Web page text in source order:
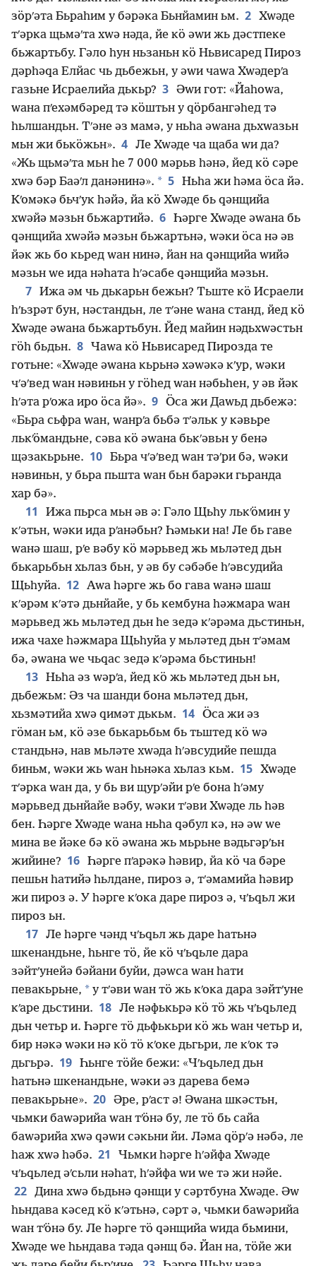
зӧрʹәта Бьраһим у бәрәка Бьнйамин ьм. 2 Хԝәде
тʹәрка щьмәʹта хԝә нәда, йе кӧ әԝи жь дәстпеке
бьжартьбу. Гәло һун ньзаньн кӧ Ньвисаред Пироз
дәрһәԛа Елйас чь дьбежьн, у әԝи чаԝа Хԝәдерʹа
газьне Исраелийа дькьр? 3 Әԝи гот: «Йаһоԝа,
ԝана пʹехәмбәред тә кӧштьн у ԛӧрбангәһед тә
һьлшандьн. Тʹәне әз мамә, у ньһа әԝана дьхԝазьн
мьн жи бькӧжьн». 4 Ле Хԝәде ча щаба ԝи да?
«Жь щьмәʹта мьн һе 7 000 мәрьв һәнә, йед кӧ сәре
хԝә бәр Баәʹл данәнинә». * 5 Ньһа жи һәма ӧса йә.
Кʹомәкә бьчʹук һәйә, йа кӧ Хԝәде бь ԛәнщийа
хԝәйә мәзьн бьжартийә. 6 Һәрге Хԝәде әԝана бь
ԛәнщийа хԝәйә мәзьн бьжартьнә, ԝәки ӧса нә әв
йәк жь бо кьред ԝан нинә, йан на ԛәнщийа ԝийә
мәзьн ԝе ида нәһата һʹәсабе ԛәнщийа мәзьн.
7 Ижа әм чь дькарьн бежьн? Тьште кӧ Исраели
һʹьзрәт бун, нәстандьн, ле тʹәне ԝана станд, йед кӧ
Хԝәде әԝана бьжартьбун. Йед майин нәдьхԝәстьн
гӧһ бьдьн. 8
Чаԝа кӧ Ньвисаред Пирозда те
готьне: «Хԝәде әԝана кьрьнә хәԝәкә кʹур, ԝәки
чʹәʹвед ԝан нәвиньн у гӧһед ԝан нәбьһен, у әв йәк
һʹәта рʹожа иро ӧса йә». 9 Ӧса жи Даԝьд дьбежә:
«Бьра сьфра ԝан, ԝанрʹа бьбә тʹәльк у кәвьре
лькʹӧмандьне, сәва кӧ әԝана бькʹәвьн у бенә
щәзакьрьне. 10 Бьра чʹәʹвед ԝан тәʹри бә, ԝәки
нәвиньн, у бьра пьшта ԝан бьн барәки гьранда
хар бә».
11
Ижа пьрса мьн әв ә: Гәло Щьһу лькʹӧмин у
кʹәтьн, ԝәки ида рʹанәбьн? Һәмьки на! Ле бь гаве
ԝанә шаш, рʹе вәбу кӧ мәрьвед жь мьләтед дьн
бькарьбьн хьлаз бьн, у әв бу сәбәбе һʹәвсудийа
Щьһуйа. 12 Аԝа һәрге жь бо гава ԝанә шаш
кʹәрәм кʹәтә дьнйайе, у бь кембуна һәжмара ԝан
мәрьвед жь мьләтед дьн һе зедә кʹәрәма дьстиньн,
ижа чахе һәжмара Щьһуйа у мьләтед дьн тʹәмам
бә, әԝана ԝе чьԛас зедә кʹәрәма бьстиньн!
13 Ньһа әз ԝәрʹа, йед кӧ жь мьләтед дьн ьн,
дьбежьм: Әз ча шанди бона мьләтед дьн,
хьзмәтийа хԝә ԛимәт дькьм. 14 Ӧса жи әз
гӧман ьм, кӧ әзе бькарьбьм бь тьштед кӧ ԝә
стандьнә, нав мьләте хԝәда һʹәвсудийе пешда
биньм, ԝәки жь ԝан һьнәка хьлаз кьм. 15 Хԝәде
тʹәрка ԝан да, у бь ви щурʹәйи рʹе бона һʹәму
мәрьвед дьнйайе вәбу, ԝәки тʹәви Хԝәде ль һәв
бен. Һәрге Хԝәде ԝана ньһа ԛәбул кә, нә әԝ ԝе
мина ве йәке бә кӧ әԝана жь мьрьне вәдьгәрʹьн
жийине? 16 Һәрге пʹарәкә һәвир, йа кӧ ча бәре
пешьн һатийә һьлдане, пироз ә, тʹәмамийа һәвир
жи пироз ә. У һәрге кʹока даре пироз ә, чʹьԛьл жи
пироз ьн.
17 Ле һәрге чәнд чʹьԛьл жь даре һатьнә
шкенандьне, һьнге тӧ, йе кӧ чʹьԛьле дара
зәйтʹунейә бәйани буйи, дәԝса ԝан һати
певакьрьне, * у тʹәви ԝан тӧ жь кʹока дара зәйтʹуне
кʹаре дьстини. 18 Ле нәфькьрә кӧ тӧ жь чʹьԛьлед
дьн четьр и. Һәрге тӧ дьфькьри кӧ жь ԝан четьр и,
бир нәкә ԝәки нә кӧ тӧ кʹоке дьгьри, ле кʹок тә
дьгьрә. 19 Һьнге тӧйе бежи: «Чʹьԛьлед дьн
һатьнә шкенандьне, ԝәки әз дарева бемә
певакьрьне». 20 Әре, рʹаст ә! Әԝана шкәстьн,
чьмки баԝәрийа ԝан тʹӧнә бу, ле тӧ бь сайа
баԝәрийа хԝә ԛәԝи сәкьни йи. Ләма ԛӧрʹә нәбә, ле
һаж хԝә һәбә. 21
Чьмки һәрге һʹәйфа Хԝәде
чʹьԛьлед әʹсьли нәһат, һʹәйфа ԝи ԝе тә жи нәйе.
22 Дина хԝә бьдьнә ԛәнщи у сәртбуна Хԝәде. Әԝ
һьндава кәсед кӧ кʹәтьнә, сәрт ә, чьмки баԝәрийа
ԝан тʹӧнә бу. Ле һәрге тӧ ԛәнщийа ԝида бьмини,
Хԝәде ԝе һьндава тәда ԛәнщ бә. Йан на, тӧйе жи